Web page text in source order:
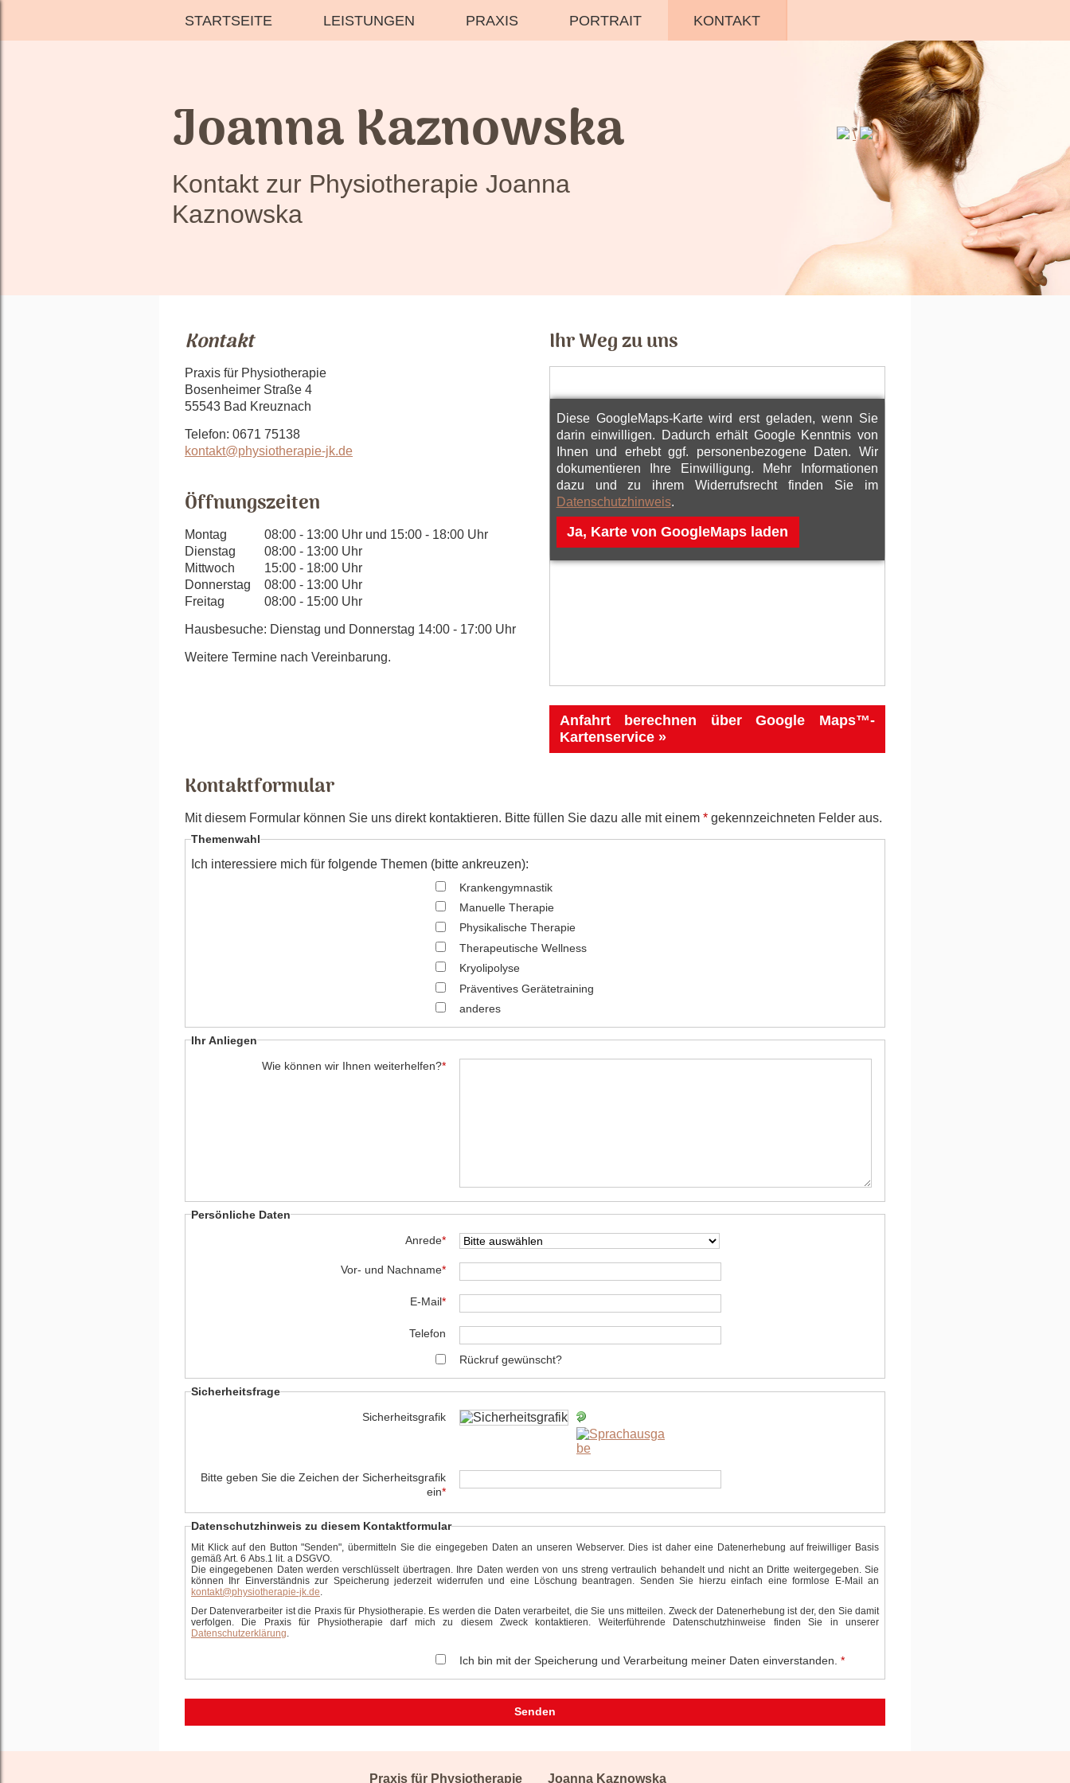
STARTSEITE LEISTUNGEN PRAXIS PORTRAIT KONTAKT
Joanna Kaznowska
Kontakt zur Physiotherapie Joanna
Kaznowska
Kontakt
Praxis für Physiotherapie
Bosenheimer Straße 4
55543 Bad Kreuznach
Telefon: 0671 75138
kontakt@physiotherapie-jk.de
Öffnungszeiten
Montag
08:00 - 13:00 Uhr und 15:00 - 18:00 Uhr
Dienstag
08:00 - 13:00 Uhr
Mittwoch
15:00 - 18:00 Uhr
Donnerstag
08:00 - 13:00 Uhr
Freitag
08:00 - 15:00 Uhr
Hausbesuche: Dienstag und Donnerstag 14:00 - 17:00 Uhr
Weitere Termine nach Vereinbarung.
Ihr Weg zu uns
Diese GoogleMaps-Karte wird erst geladen, wenn Sie
darin einwilligen. Dadurch erhält Google Kenntnis von
Ihnen und erhebt ggf. personenbezogene Daten. Wir
dokumentieren Ihre Einwilligung. Mehr Informationen
dazu und zu ihrem Widerrufsrecht finden Sie im
Datenschutzhinweis.
Anfahrt berechnen über Google Maps™-
Kartenservice
Kontaktformular
Mit diesem Formular können Sie uns direkt kontaktieren. Bitte füllen Sie dazu alle mit einem * gekennzeichneten Felder aus.
Themenwahl
Ich interessiere mich für folgende Themen (bitte ankreuzen):
Krankengymnastik
Manuelle Therapie
Physikalische Therapie
Therapeutische Wellness
Kryolipolyse
Präventives Gerätetraining
anderes
Ihr Anliegen
Wie können wir Ihnen weiterhelfen?*
Persönliche Daten
Anrede*
Vor- und Nachname*
E-Mail*
Telefon
Rückruf gewünscht?
Sicherheitsfrage
Sicherheitsgrafik
Bitte geben Sie die Zeichen der Sicherheitsgrafik
ein*
Datenschutzhinweis zu diesem Kontaktformular
Mit Klick auf den Button "Senden", übermitteln Sie die eingegeben Daten an unseren Webserver. Dies ist daher eine Datenerhebung auf freiwilliger Basis
gemäß Art. 6 Abs.1 lit. a DSGVO.
Die eingegebenen Daten werden verschlüsselt übertragen. Ihre Daten werden von uns streng vertraulich behandelt und nicht an Dritte weitergegeben. Sie
können Ihr Einverständnis zur Speicherung jederzeit widerrufen und eine Löschung beantragen. Senden Sie hierzu einfach eine formlose E-Mail an
kontakt@physiotherapie-jk.de
Der Datenverarbeiter ist die Praxis für Physiotherapie. Es werden die Daten verarbeitet, die Sie uns mitteilen. Zweck der Datenerhebung ist der, den Sie damit
verfolgen. Die Praxis für Physiotherapie darf mich zu diesem Zweck kontaktieren. Weiterführende Datenschutzhinweise finden Sie in unserer
Datenschutzerklärung.
Ich bin mit der Speicherung und Verarbeitung meiner Daten einverstanden. *
Praxis für Physiotherapie Joanna Kaznowska